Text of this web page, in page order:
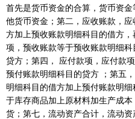
首先是货币资金的合算，货币资
他货币资金；第二，应收账款，
方加上预收账款明细科目的借方
项，预收账款等于预收账款明细
贷方；第四， 应付款项，应付款
预付账款明细科目的贷方 ；第五
明细科目的借方加上预付账款明
于库存商品加上原材料加生产成
货；第七，流动资产合计，流动